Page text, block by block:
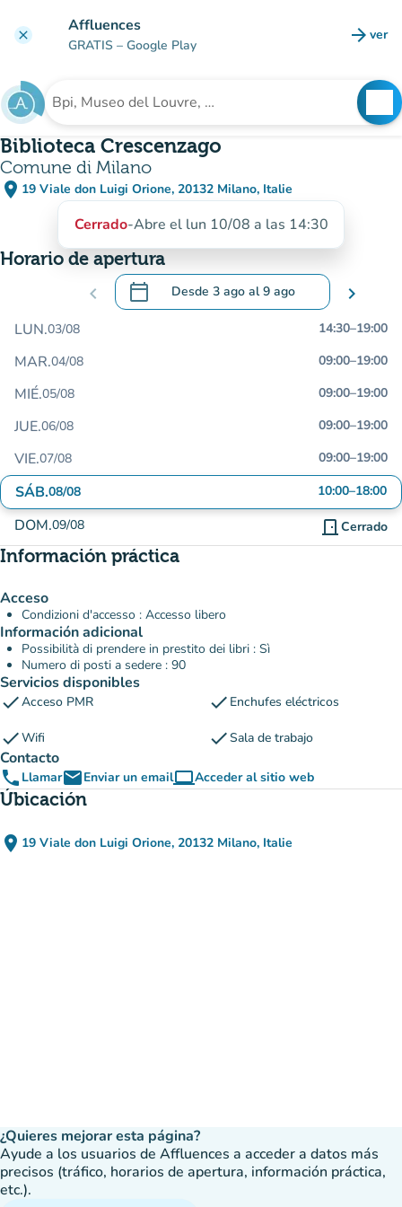
clear Affluences
GRATIS – Google Play arrow_forward ver
Buscar un establecimiento
Biblioteca Crescenzago
Comune di Milano
place 19 Viale don Luigi Orione, 20132 Milano, Italie
(abrir en Google Maps)
(nueva pestaña)
Cerrado-Abre el lun 10/08 a las 14:30
Horario de apertura
chevron_left calendar_today Desde 3 ago al9 ago
.Abra el calendario para cambiar las
chevron_right
LUN.03/08 14:30–19:00
MAR.04/08 09:00–19:00
MIÉ.05/08 09:00–19:00
JUE.06/08 09:00–19:00
VIE.07/08 09:00–19:00
SÁB.08/08 10:00–18:00
DOM.09/08 door_front Cerrado
Información práctica
Acceso
Condizioni d'accesso : Accesso libero
Información adicional
Possibilità di prendere in prestito dei libri : Sì
Numero di posti a sedere : 90
Servicios disponibles
checkAcceso PMR check Enchufes eléctricos
checkWifi checkSala de trabajo
Contacto
phone LlamaremailEnviar un emailcomputerAcceder al sitio web
(nueva pestaña)
Úbicación
place 19 Viale don Luigi Orione, 20132 Milano, Italie
(abrir en Google Maps)
(nueva pestaña)
¿Quieres mejorar esta página?
Ayude a los usuarios de Affluences a acceder a datos más
precisos (tráfico, horarios de apertura, información práctica,
etc.).